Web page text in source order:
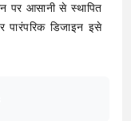
पर आसानी से स्थापित
डिजाइन इसे